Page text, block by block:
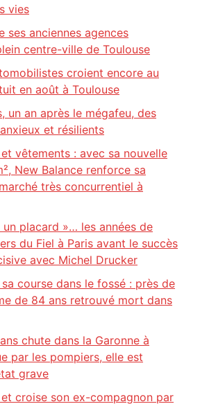
vies
ses anciennes agences
centre-ville de Toulouse
croient encore au
en août à Toulouse
un an après le mégafeu, des
et résilients
vêtements : avec sa nouvelle
New Balance renforce sa
très concurrentiel à
placard »… les années de
du Fiel à Paris avant le succès
avec Michel Drucker
course dans le fossé : près de
de 84 ans retrouvé mort dans
chute dans la Garonne à
par les pompiers, elle est
grave
croise son ex-compagnon par